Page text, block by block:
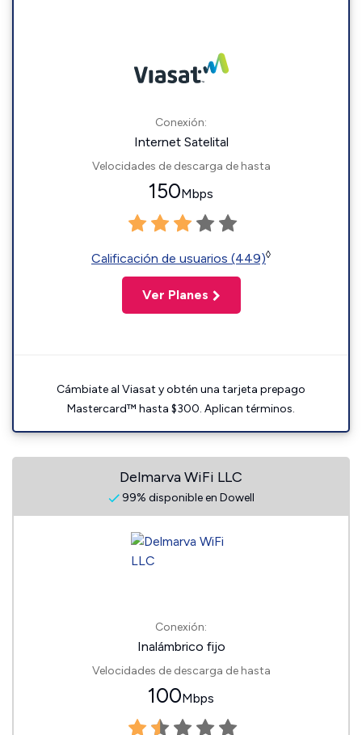
Conexión:
Internet Satelital
Velocidades de descarga de hasta
150Mbps
Calificación de usuarios (449)◊
Ver Planes
Cámbiate al Viasat y obtén una tarjeta prepago
Mastercard™ hasta $300. Aplican términos.
Delmarva WiFi LLC
99% disponible en Dowell
Conexión:
Inalámbrico fijo
Velocidades de descarga de hasta
100Mbps